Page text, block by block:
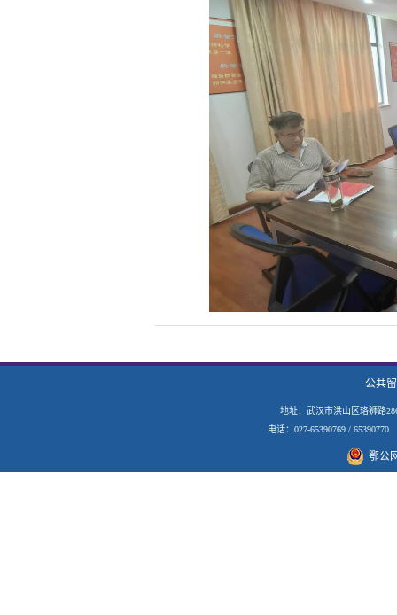
公共
地址：武汉市洪山区珞狮
电话：027-65390769 /
鄂公